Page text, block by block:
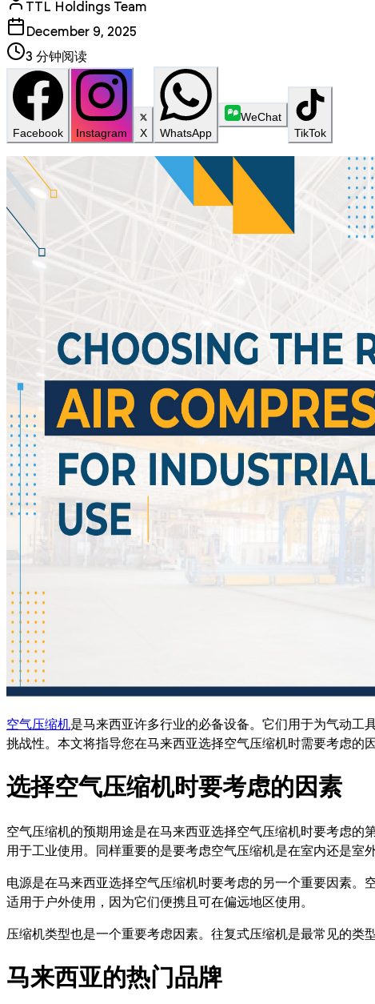
TTL Holdings Team
December 9, 2025
3 分钟阅读
Facebook Instagram X WhatsApp
WeChat
TikTok
空气压缩机是马来西亚许多行业的必备设备。它们用于为气动工
挑战性。本文将指导您在马来西亚选择空气压缩机时需要考虑的
选择空气压缩机时要考虑的因素
空气压缩机的预期用途是在马来西亚选择空气压缩机时要考虑
用于工业使用。同样重要的是要考虑空气压缩机是在室内还是室
电源是在马来西亚选择空气压缩机时要考虑的另一个重要因素
适用于户外使用，因为它们便携且可在偏远地区使用。
压缩机类型也是一个重要考虑因素。往复式压缩机是最常见的类
马来西亚的热门品牌